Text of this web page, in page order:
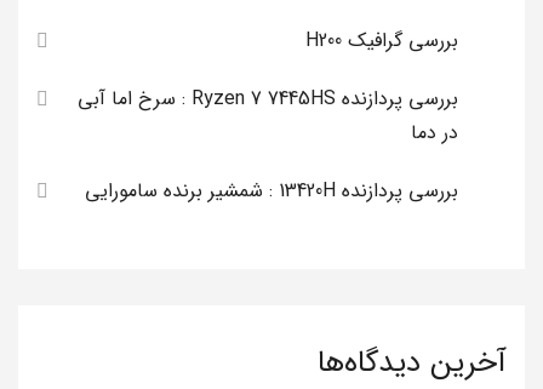
بررسی گرافیک H200
بررسی پردازنده Ryzen 7 7445HS : سرخ اما آبی
در دما
بررسی پردازنده 13420H : شمشیر برنده سامورایی
آخرین دیدگاه‌ها